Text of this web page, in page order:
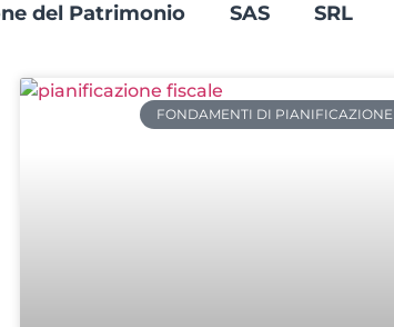
del Patrimonio SAS SRL
FONDAMENTI DI PIANIFICAZIONE